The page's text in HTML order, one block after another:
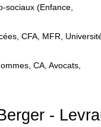
sociaux (Enfance,
CFA, MFR,
CA, Avocats,
-